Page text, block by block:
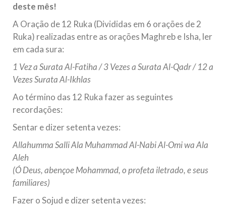
Brasil recebeu em sua sede, em São Paulo, o ex-ministro das
Kharrazi, que encontra-se visitando
deste mês!
A Oração de 12 Ruka (Divididas em 6 orações de 2
Ruka) realizadas entre as orações Maghreb e Isha, ler
em cada sura:
1 Vez a Surata Al-Fatiha / 3 Vezes a Surata Al-Qadr / 12 a
Vezes Surata Al-Ikhlas
Ao término das 12 Ruka fazer as seguintes
recordações:
Sentar e dizer setenta vezes:
Allahumma Salli Ala Muhammad Al-Nabi Al-Omi wa Ala
Aleh
(Ó Deus, abençoe Mohammad, o profeta iletrado, e seus
familiares)
Fazer o Sojud e dizer setenta vezes: